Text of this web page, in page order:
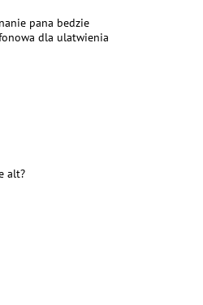
pana bedzie
dla ulatwienia
alt?